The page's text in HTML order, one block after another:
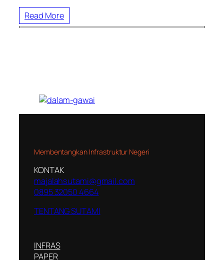
Read More
Membentangkan Infrastruktur Negeri
KONTAK
majalahsutami@gmail.com
0895 32050 4664
TENTANG SUTAMI
INFRAS
PAPER